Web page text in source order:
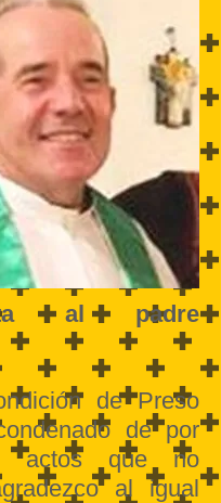
al padre
de Preso
de por
actos que no
al igual